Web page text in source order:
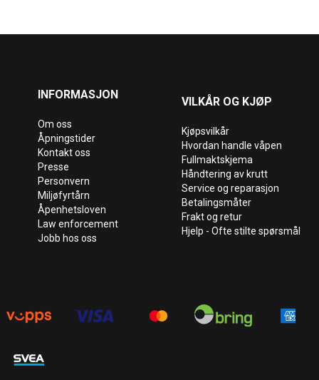
INFORMASJON
Om oss
Åpningstider
Kontakt oss
Presse
Personvern
Miljøfyrtårn
Åpenhetsloven
Law enforcement
Jobb hos oss
VILKÅR OG KJØP
Kjøpsvilkår
Hvordan handle våpen
Fullmaktskjema
Håndtering av krutt
Service og reparasjon
Betalingsmåter
Frakt og retur
Hjelp - Ofte stilte spørsmål